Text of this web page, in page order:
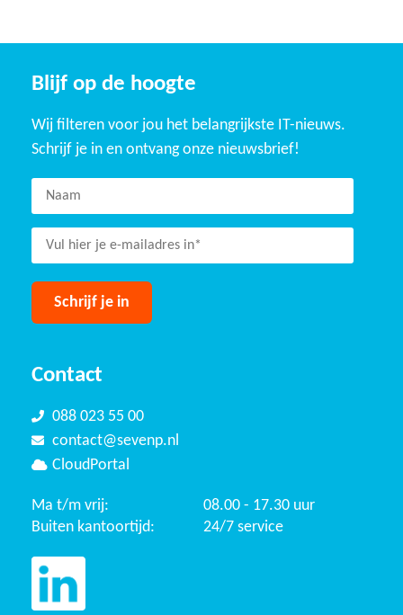
Blijf op de hoogte
Wij filteren voor jou het belangrijkste IT-nieuws.
Schrijf je in en ontvang onze nieuwsbrief!
Contact
088 023 55 00
contact@sevenp.nl
CloudPortal
Ma t/m vrij:
08.00 - 17.30 uur
Buiten kantoortijd:
24/7 service